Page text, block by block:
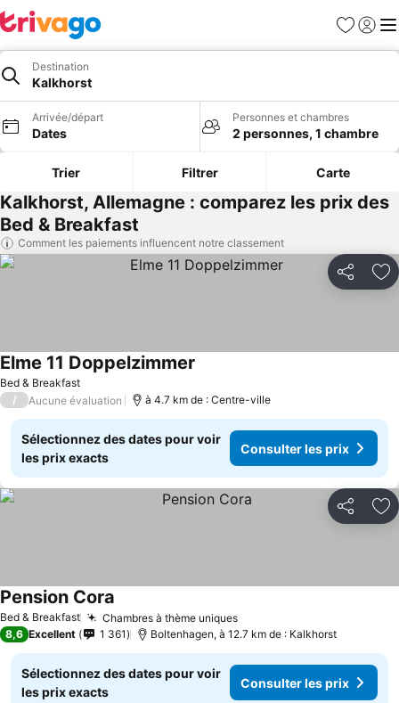
Favoris
Se
Destination
Kalkhorst
Arrivée/départ
Dates
Personnes et chambres
2 personnes, 1 chambre
Trier Filtrer Carte
Kalkhorst, Allemagne : comparez les prix des
Bed & Breakfast
Comment les paiements influencent notre classement
Partager
Bed & Breakfast
Elme 11 Doppelzimmer
/ Aucune évaluation à 4.7 km de : Centre-ville
Sélectionnez des dates pour voir
les prix exacts
Consulter les prix
Partager
Bed & Breakfast Chambres à thème uniques
Pension Cora
8,6 Excellent 1 361 Boltenhagen, à 12.7 km de : Kalkhorst
Sélectionnez des dates pour voir
les prix exacts
Consulter les prix